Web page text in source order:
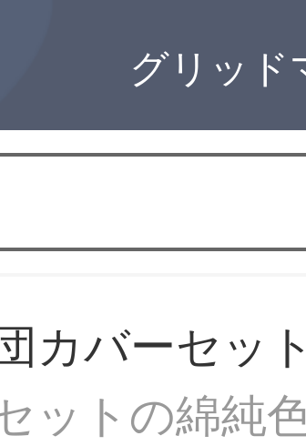
グリッド
カバーセット
ットの綿純